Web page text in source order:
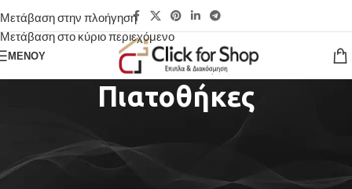
Μετάβαση στην πλοήγηση
Μετάβαση στο κύριο περιεχόμενο
ΜΕΝΟΎ
Πιατοθήκες
αποτελούν απαραίτητο
προσφέροντας πρακτική λύση για το